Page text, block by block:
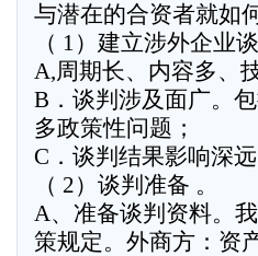
与潜在的合资者就如
（ 1）建立涉外企业
A,周期长、内容多、
B．谈判涉及面广。
多政策性问题；
C．谈判结果影响深远
（ 2）谈判准备 。
A、准备谈判资料。
策规定。外商方：资